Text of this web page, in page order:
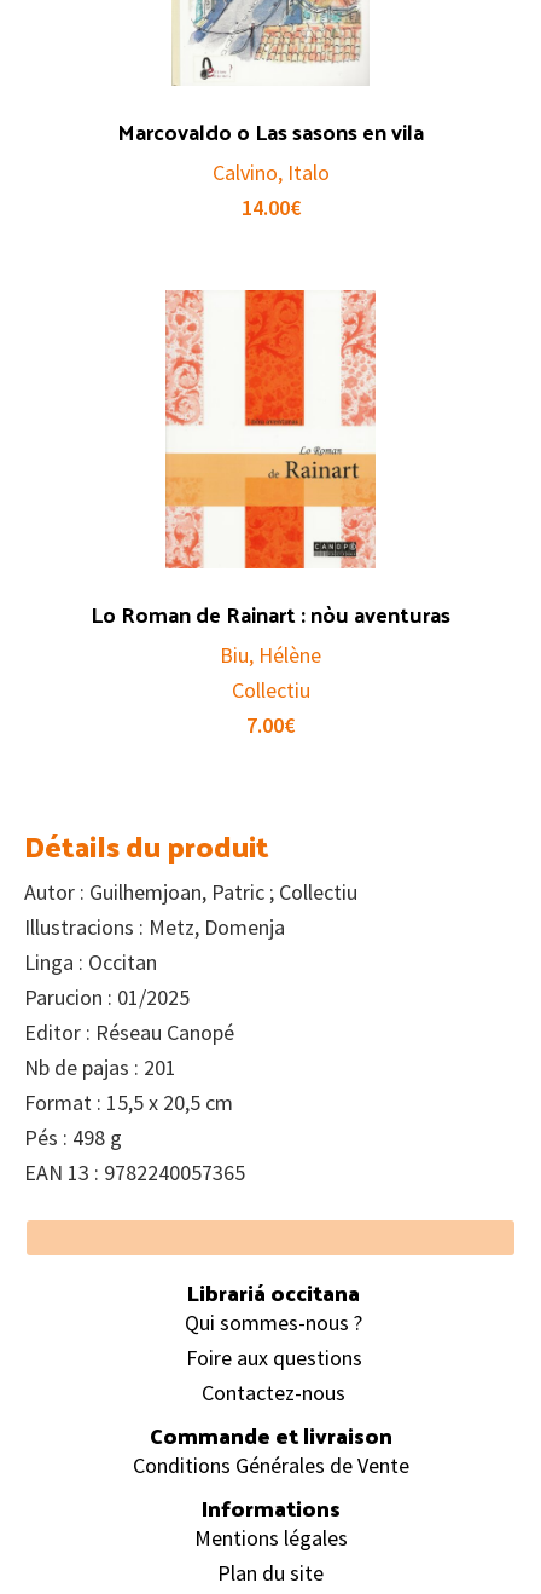
Marcovaldo o Las sasons en vila
Calvino, Italo
14.00€
Lo Roman de Rainart : nòu aventuras
Biu, Hélène
Collectiu
7.00€
Détails du produit
Autor : Guilhemjoan, Patric ; Collectiu
Illustracions : Metz, Domenja
Linga : Occitan
Parucion : 01/2025
Editor : Réseau Canopé
Nb de pajas : 201
Format : 15,5 x 20,5 cm
Pés : 498 g
EAN 13 : 9782240057365
Footer
Librariá occitana
Qui sommes-nous ?
Foire aux questions
Contactez-nous
Commande et livraison
Conditions Générales de Vente
Informations
Mentions légales
Plan du site